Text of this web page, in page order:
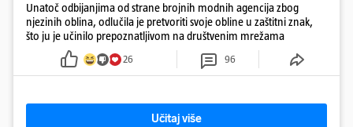
Unatoč odbijanjima od strane brojnih modnih agencija zbog
njezinih oblina, odlučila je pretvoriti svoje obline u zaštitni znak,
što ju je učinilo prepoznatljivom na društvenim mrežama
26 96
Učitaj više